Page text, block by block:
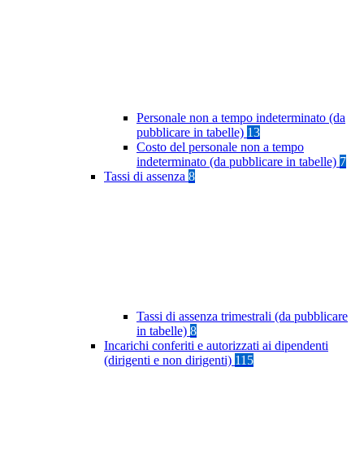
Personale non a tempo indeterminato (da
pubblicare in tabelle) 13
Costo del personale non a tempo
indeterminato (da pubblicare in tabelle) 7
Tassi di assenza 8
Tassi di assenza trimestrali (da pubblicare
in tabelle) 8
Incarichi conferiti e autorizzati ai dipendenti
(dirigenti e non dirigenti) 115